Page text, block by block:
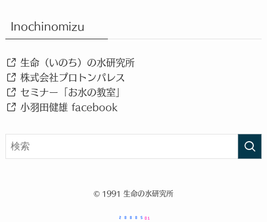
Inochinomizu
生命（いのち）の水研究所
株式会社プロトンパレス
セミナー「お水の教室」
小羽田健雄 facebook
© 1991 生命の水研究所